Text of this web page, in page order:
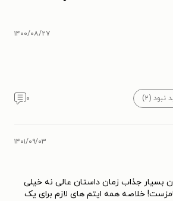
۱۴۰۰/۰۸/۲۷
نبود (۲) ۰
۱۴۰۱/۰۹/۰۳
بسیار جذاب زمان داستان عالی نه خیلی
خلاصه همه ایتم های لازم برای یک